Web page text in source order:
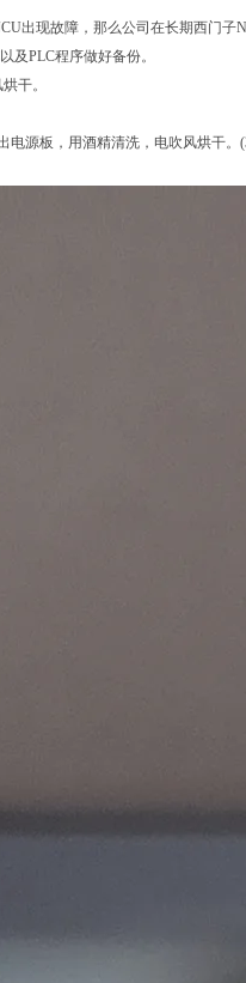
出现故障，那么公司在长期西门子
及PLC程序做好备份。
干。
源板，用酒精清洗，电吹风烘干。